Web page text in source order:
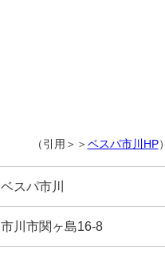
（引用＞＞ ベスパ市川HP）
ベスパ市川
市川市関ヶ島16-8